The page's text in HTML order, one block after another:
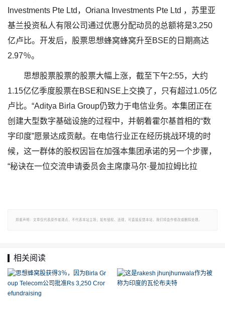
Investments Pte Ltd，Oriana Investments Pte Ltd ，苏里亚
基兰投资私人有限公司通过优惠分配动员的总额将是3,250
亿卢比。开发后，股票思想蜂窝蜂窝升至BSE的日期高达
2.97％。
思想股票股票的股票大幅上涨，截至下午2:55，大约
1.15亿亿季度股票在BSE和NSE上交换了，只有超过1.05亿
卢比。“Aditya Birla Group仍致力于电信业务。本集团正在
创建大型数字基础设施的过程中，并朝着霍尔基首相的“数
字印度”愿景达成贡献。在电信行业正在经历挑战环境的时
候，这一群体的股权因旨在加强本集团承诺的另一个步骤，
“秘诀在一位交流申请委员会主席康马尔·曼加拉姆比拉
郑重声明：文章仅代表原作者观点，不代表本站立场；如有侵权、违规，可直接反馈本站，我们将会作修改或删除处理。
相关阅读